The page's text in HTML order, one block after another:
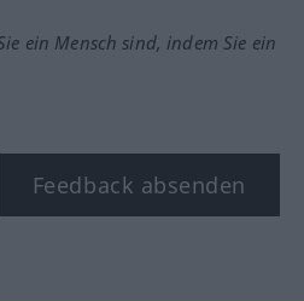
ein Mensch sind, indem Sie ein
Feedback absenden